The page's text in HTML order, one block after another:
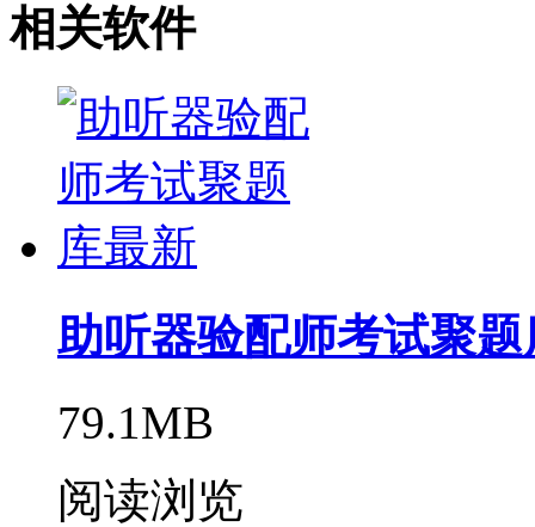
相关软件
助听器验配师考试聚
79.1MB
阅读浏览